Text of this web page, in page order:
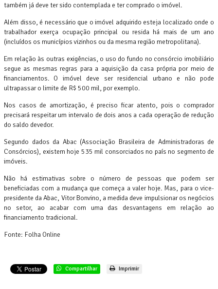
também já deve ter sido contemplada e ter comprado o imóvel.
Além disso, é necessário que o imóvel adquirido esteja localizado onde o
trabalhador exerça ocupação principal ou resida há mais de um ano
(incluídos os municípios vizinhos ou da mesma região metropolitana).
Em relação às outras exigências, o uso do fundo no consórcio imobiliário
segue as mesmas regras para a aquisição da casa própria por meio de
financiamentos. O imóvel deve ser residencial urbano e não pode
ultrapassar o limite de R$ 500 mil, por exemplo.
Nos casos de amortização, é preciso ficar atento, pois o comprador
precisará respeitar um intervalo de dois anos a cada operação de redução
do saldo devedor.
Segundo dados da Abac (Associação Brasileira de Administradoras de
Consórcios), existem hoje 535 mil consorciados no país no segmento de
imóveis.
Não há estimativas sobre o número de pessoas que podem ser
beneficiadas com a mudança que começa a valer hoje. Mas, para o vice-
presidente da Abac, Vitor Bonvino, a medida deve impulsionar os negócios
no setor, ao acabar com uma das desvantagens em relação ao
financiamento tradicional.
Fonte: Folha Online
Compartilhar Imprimir